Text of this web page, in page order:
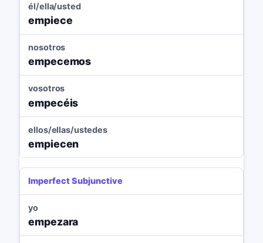
él/ella/usted
empiece
nosotros
empecemos
vosotros
empecéis
ellos/ellas/ustedes
empiecen
Imperfect Subjunctive
yo
empezara